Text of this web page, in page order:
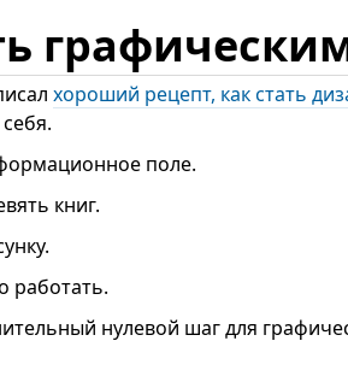
хороший рецепт, как стать
поле.
книг.
работать.
нулевой шаг для